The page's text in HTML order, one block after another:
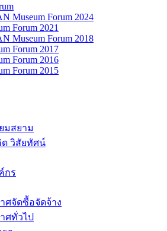
Museum Forum 2024
Forum 2021
Museum Forum 2018
Forum 2017
Forum 2016
Forum 2015
มสยาม
วิสัยทัศน์
กร
ศจัดซื้อจัดจ้าง
ศทั่วไป